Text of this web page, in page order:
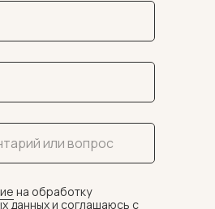
на обработку
данных и соглашаюсь c